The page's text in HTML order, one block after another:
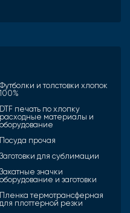
Футболки и толстовки хлопок
100%
DTF печать по хлопку
расходные материалы и
оборудование
Посуда прочая
Заготовки для сублимации
Закатные значки
оборудование и заготовки
Пленка термотрансферная
для плоттерной резки